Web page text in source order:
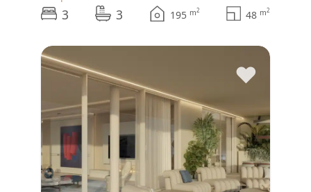
3 3 195 m2 48 m2
♥